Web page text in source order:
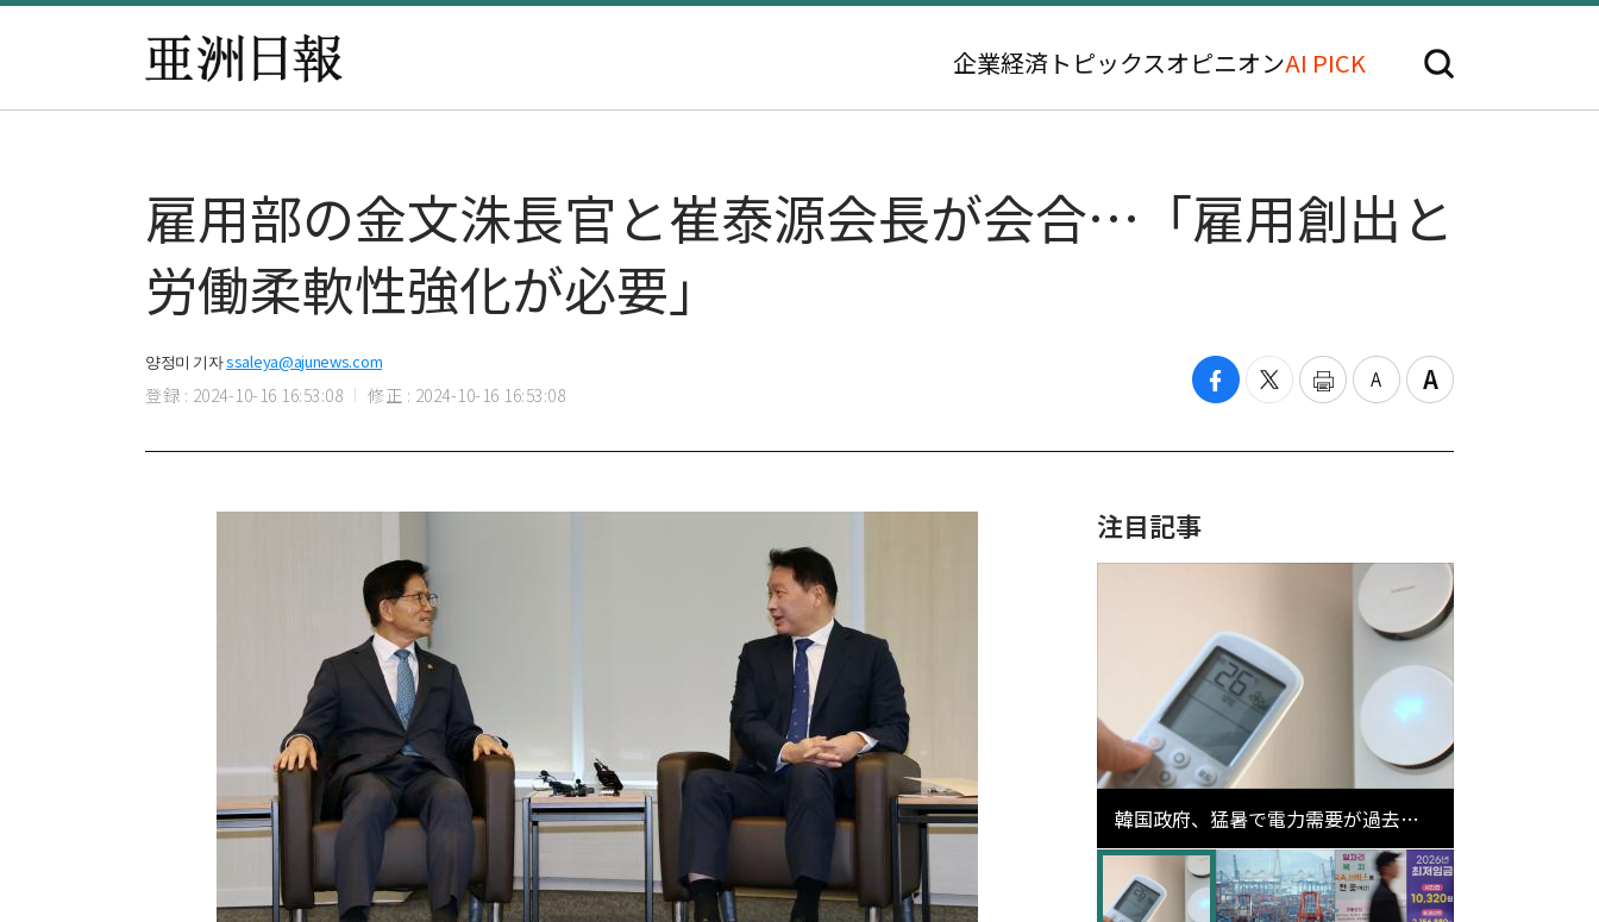
企業経済 トピックスオピニオンAI PICK
雇用部の金文洙長官と崔泰源会長が会合…「雇用創出と
労働柔軟性強化が必要」
양정미 기자ssaleya@ajunews.com
登録 : 2024-10-16 16:53:08 修正 : 2024-10-16 16:53:08
注目記事
韓国政府、猛暑で電力需要が過去最
高更新の可能性に需給対応体制を点